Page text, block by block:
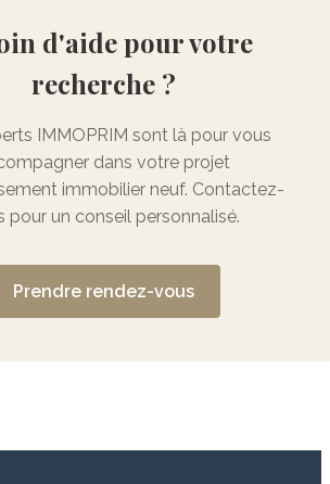
d'aide pour votre
recherche ?
IMMOPRIM sont là pour vous
dans votre projet
immobilier neuf. Contactez-
pour un conseil personnalisé.
Prendre rendez-vous